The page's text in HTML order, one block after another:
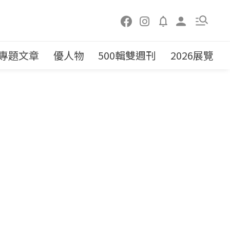
題文章 優人物 500輯雙週刊 2026展覽